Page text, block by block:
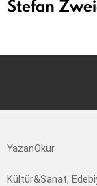
Stefan
YazanOkur
Kültür&Sanat,